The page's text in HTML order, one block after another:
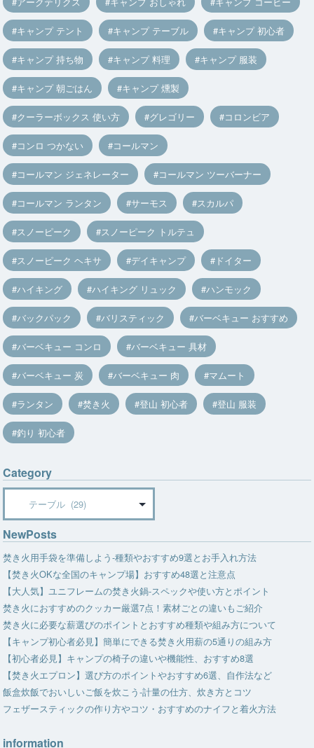
キャンプ テント キャンプ テーブル キャンプ 初心者
キャンプ 持ち物 キャンプ 料理 キャンプ 服装
キャンプ 朝ごはん キャンプ 燻製
クーラーボックス 使い方 グレゴリー コロンビア
コンロ つかない コールマン
コールマン ジェネレーター コールマン ツーバーナー
コールマン ランタン サーモス スカルパ
スノーピーク スノーピーク トルテュ
スノーピーク ヘキサ デイキャンプ ドイター
ハイキング ハイキング リュック ハンモック
バックパック バリスティック バーベキュー おすすめ
バーベキュー コンロ バーベキュー 具材
バーベキュー 炭 バーベキュー 肉 マムート
ランタン 焚き火 登山 初心者 登山 服装
釣り 初心者
Category
NewPosts
焚き火用手袋を準備しよう-種類やおすすめ9選とお手入れ方法
【焚き火OKな全国のキャンプ場】おすすめ48選と注意点
【大人気】ユニフレームの焚き火鍋-スペックや使い方とポイント
焚き火におすすめのクッカー厳選7点！素材ごとの違いもご紹介
焚き火に必要な薪選びのポイントとおすすめ種類や組み方について
【キャンプ初心者必見】簡単にできる焚き火用薪の5通りの組み方
【初心者必見】キャンプの椅子の違いや機能性、おすすめ8選
【焚き火エプロン】選び方のポイントやおすすめ6選、自作法など
飯盒炊飯でおいしいご飯を炊こう-計量の仕方、炊き方とコツ
フェザースティックの作り方やコツ・おすすめのナイフと着火方法
information